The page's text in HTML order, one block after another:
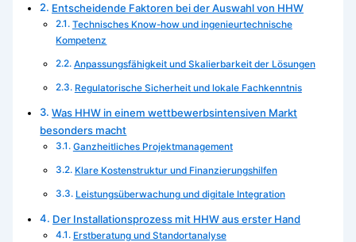
Entscheidende Faktoren bei der Auswahl von HHW
Technisches Know-how und ingenieurtechnische
Kompetenz
Anpassungsfähigkeit und Skalierbarkeit der Lösungen
Regulatorische Sicherheit und lokale Fachkenntnis
Was HHW in einem wettbewerbsintensiven Markt
besonders macht
Ganzheitliches Projektmanagement
Klare Kostenstruktur und Finanzierungshilfen
Leistungsüberwachung und digitale Integration
Der Installationsprozess mit HHW aus erster Hand
Erstberatung und Standortanalyse